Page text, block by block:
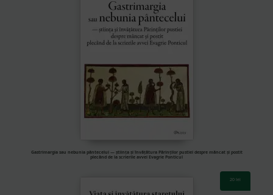
Gastrimargia sau nebunia pântecelui — știința și învățătura Părinților pustiei despre mâncat și postit
plecând de la scrierile avvei Evagrie Ponticul
20lei